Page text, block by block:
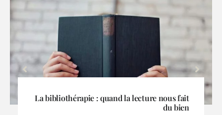
La Grande Odyssée fait escale à La Toussuire